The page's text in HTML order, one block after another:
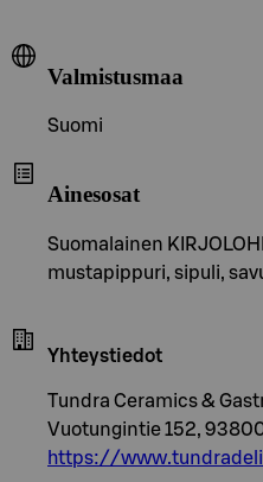
Valmistusmaa
Suomi
Ainesosat
Suomalainen
mustapippuri, sipuli,
Yhteystiedot
Tundra Ceramics &
Vuotungintie 152,
https://